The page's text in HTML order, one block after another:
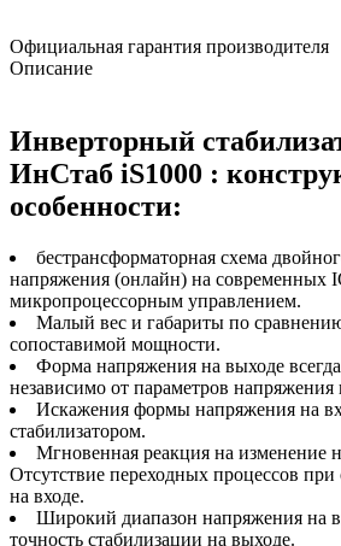
Официальная гарантия производителя
Описание
Инверторный
ИнСтаб iS1000 :
особенности:
бестрансформаторная схема
напряжения (онлайн) на современных
микропроцессорным управлением.
Малый вес и габариты по
сопоставимой мощности.
Форма напряжения на выходе
независимо от параметров напряжения
Искажения формы напряжения на
стабилизатором.
Мгновенная реакция на изменение
Отсутствие переходных процессов при
на входе.
Широкий диапазон напряжения на
точность стабилизации на выходе.